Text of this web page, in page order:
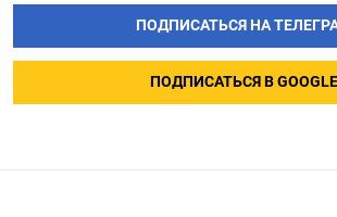
ПОДПИСАТЬСЯ НА
ПОДПИСАТЬСЯ В GOOGLE